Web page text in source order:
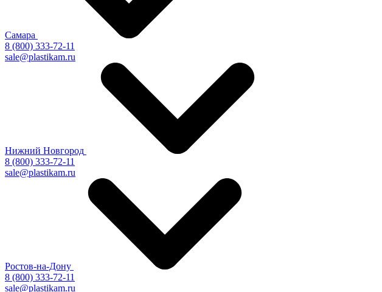
Самара
8 (800) 333-72-11
sale@plastikam.ru
Нижний Новгород
8 (800) 333-72-11
sale@plastikam.ru
Ростов-на-Дону
8 (800) 333-72-11
sale@plastikam.ru